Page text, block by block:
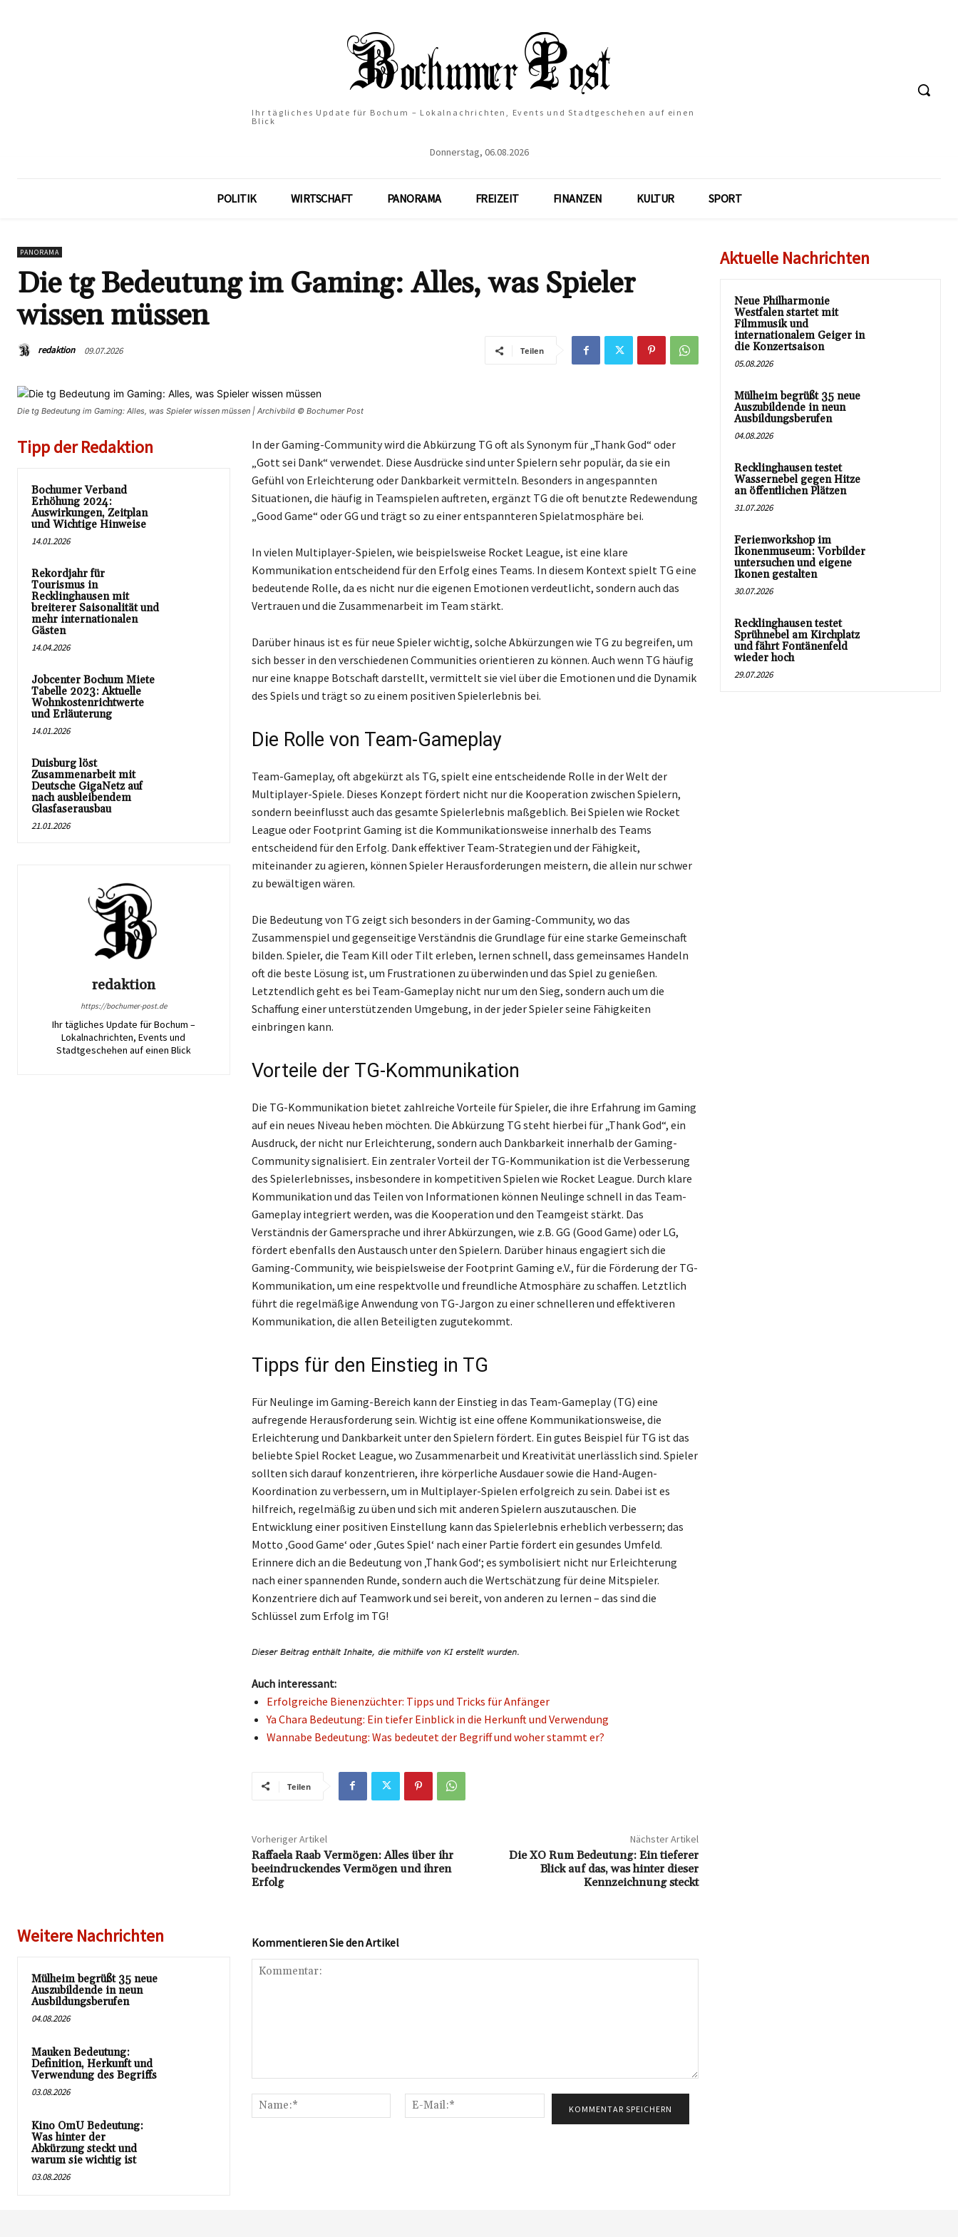
Ihr tägliches Update für Bochum – Lokalnachrichten, Events und Stadtgeschehen auf einen
Blick
Donnerstag, 06.08.2026
POLITIK WIRTSCHAFT PANORAMA FREIZEIT FINANZEN KULTUR SPORT
PANORAMA
Die tg Bedeutung im Gaming: Alles, was Spieler
wissen müssen
redaktion 09.07.2026 Teilen
Die tg Bedeutung im Gaming: Alles, was Spieler wissen müssen | Archivbild © Bochumer Post
Tipp der Redaktion
Bochumer Verband
Erhöhung 2024:
Auswirkungen, Zeitplan
und Wichtige Hinweise
14.01.2026
Rekordjahr für
Tourismus in
Recklinghausen mit
breiterer Saisonalität und
mehr internationalen
Gästen
14.04.2026
Jobcenter Bochum Miete
Tabelle 2023: Aktuelle
Wohnkostenrichtwerte
und Erläuterung
14.01.2026
Duisburg löst
Zusammenarbeit mit
Deutsche GigaNetz auf
nach ausbleibendem
Glasfaserausbau
21.01.2026
redaktion
https://bochumer-post.de
Ihr tägliches Update für Bochum –
Lokalnachrichten, Events und
Stadtgeschehen auf einen Blick
In der Gaming-Community wird die Abkürzung TG oft als Synonym für „Thank God“ oder
„Gott sei Dank“ verwendet. Diese Ausdrücke sind unter Spielern sehr populär, da sie ein
Gefühl von Erleichterung oder Dankbarkeit vermitteln. Besonders in angespannten
Situationen, die häufig in Teamspielen auftreten, ergänzt TG die oft benutzte Redewendung
„Good Game“ oder GG und trägt so zu einer entspannteren Spielatmosphäre bei.
In vielen Multiplayer-Spielen, wie beispielsweise Rocket League, ist eine klare
Kommunikation entscheidend für den Erfolg eines Teams. In diesem Kontext spielt TG eine
bedeutende Rolle, da es nicht nur die eigenen Emotionen verdeutlicht, sondern auch das
Vertrauen und die Zusammenarbeit im Team stärkt.
Darüber hinaus ist es für neue Spieler wichtig, solche Abkürzungen wie TG zu begreifen, um
sich besser in den verschiedenen Communities orientieren zu können. Auch wenn TG häufig
nur eine knappe Botschaft darstellt, vermittelt sie viel über die Emotionen und die Dynamik
des Spiels und trägt so zu einem positiven Spielerlebnis bei.
Die Rolle von Team-Gameplay
Team-Gameplay, oft abgekürzt als TG, spielt eine entscheidende Rolle in der Welt der
Multiplayer-Spiele. Dieses Konzept fördert nicht nur die Kooperation zwischen Spielern,
sondern beeinflusst auch das gesamte Spielerlebnis maßgeblich. Bei Spielen wie Rocket
League oder Footprint Gaming ist die Kommunikationsweise innerhalb des Teams
entscheidend für den Erfolg. Dank effektiver Team-Strategien und der Fähigkeit,
miteinander zu agieren, können Spieler Herausforderungen meistern, die allein nur schwer
zu bewältigen wären.
Die Bedeutung von TG zeigt sich besonders in der Gaming-Community, wo das
Zusammenspiel und gegenseitige Verständnis die Grundlage für eine starke Gemeinschaft
bilden. Spieler, die Team Kill oder Tilt erleben, lernen schnell, dass gemeinsames Handeln
oft die beste Lösung ist, um Frustrationen zu überwinden und das Spiel zu genießen.
Letztendlich geht es bei Team-Gameplay nicht nur um den Sieg, sondern auch um die
Schaffung einer unterstützenden Umgebung, in der jeder Spieler seine Fähigkeiten
einbringen kann.
Vorteile der TG-Kommunikation
Die TG-Kommunikation bietet zahlreiche Vorteile für Spieler, die ihre Erfahrung im Gaming
auf ein neues Niveau heben möchten. Die Abkürzung TG steht hierbei für „Thank God“, ein
Ausdruck, der nicht nur Erleichterung, sondern auch Dankbarkeit innerhalb der Gaming-
Community signalisiert. Ein zentraler Vorteil der TG-Kommunikation ist die Verbesserung
des Spielerlebnisses, insbesondere in kompetitiven Spielen wie Rocket League. Durch klare
Kommunikation und das Teilen von Informationen können Neulinge schnell in das Team-
Gameplay integriert werden, was die Kooperation und den Teamgeist stärkt. Das
Verständnis der Gamersprache und ihrer Abkürzungen, wie z.B. GG (Good Game) oder LG,
fördert ebenfalls den Austausch unter den Spielern. Darüber hinaus engagiert sich die
Gaming-Community, wie beispielsweise der Footprint Gaming e.V., für die Förderung der TG-
Kommunikation, um eine respektvolle und freundliche Atmosphäre zu schaffen. Letztlich
führt die regelmäßige Anwendung von TG-Jargon zu einer schnelleren und effektiveren
Kommunikation, die allen Beteiligten zugutekommt.
Tipps für den Einstieg in TG
Für Neulinge im Gaming-Bereich kann der Einstieg in das Team-Gameplay (TG) eine
aufregende Herausforderung sein. Wichtig ist eine offene Kommunikationsweise, die
Erleichterung und Dankbarkeit unter den Spielern fördert. Ein gutes Beispiel für TG ist das
beliebte Spiel Rocket League, wo Zusammenarbeit und Kreativität unerlässlich sind. Spieler
sollten sich darauf konzentrieren, ihre körperliche Ausdauer sowie die Hand-Augen-
Koordination zu verbessern, um in Multiplayer-Spielen erfolgreich zu sein. Dabei ist es
hilfreich, regelmäßig zu üben und sich mit anderen Spielern auszutauschen. Die
Entwicklung einer positiven Einstellung kann das Spielerlebnis erheblich verbessern; das
Motto ‚Good Game‘ oder ‚Gutes Spiel‘ nach einer Partie fördert ein gesundes Umfeld.
Erinnere dich an die Bedeutung von ‚Thank God‘; es symbolisiert nicht nur Erleichterung
nach einer spannenden Runde, sondern auch die Wertschätzung für deine Mitspieler.
Konzentriere dich auf Teamwork und sei bereit, von anderen zu lernen – das sind die
Schlüssel zum Erfolg im TG!
Auch interessant:
Erfolgreiche Bienenzüchter: Tipps und Tricks für Anfänger
Ya Chara Bedeutung: Ein tiefer Einblick in die Herkunft und Verwendung
Wannabe Bedeutung: Was bedeutet der Begriff und woher stammt er?
Teilen
Vorheriger Artikel
Raffaela Raab Vermögen: Alles über ihr
beeindruckendes Vermögen und ihren
Erfolg
Nächster Artikel
Die XO Rum Bedeutung: Ein tieferer
Blick auf das, was hinter dieser
Kennzeichnung steckt
Weitere Nachrichten
Mülheim begrüßt 35 neue
Auszubildende in neun
Ausbildungsberufen
04.08.2026
Mauken Bedeutung:
Definition, Herkunft und
Verwendung des Begriffs
03.08.2026
Kino OmU Bedeutung:
Was hinter der
Abkürzung steckt und
warum sie wichtig ist
03.08.2026
Kommentieren Sie den Artikel
Name:*
Mail:*
Aktuelle Nachrichten
Neue Philharmonie
Westfalen startet mit
Filmmusik und
internationalem Geiger in
die Konzertsaison
05.08.2026
Mülheim begrüßt 35 neue
Auszubildende in neun
Ausbildungsberufen
04.08.2026
Recklinghausen testet
Wassernebel gegen Hitze
an öffentlichen Plätzen
31.07.2026
Ferienworkshop im
Ikonenmuseum: Vorbilder
untersuchen und eigene
Ikonen gestalten
30.07.2026
Recklinghausen testet
Sprühnebel am Kirchplatz
und fährt Fontänenfeld
wieder hoch
29.07.2026